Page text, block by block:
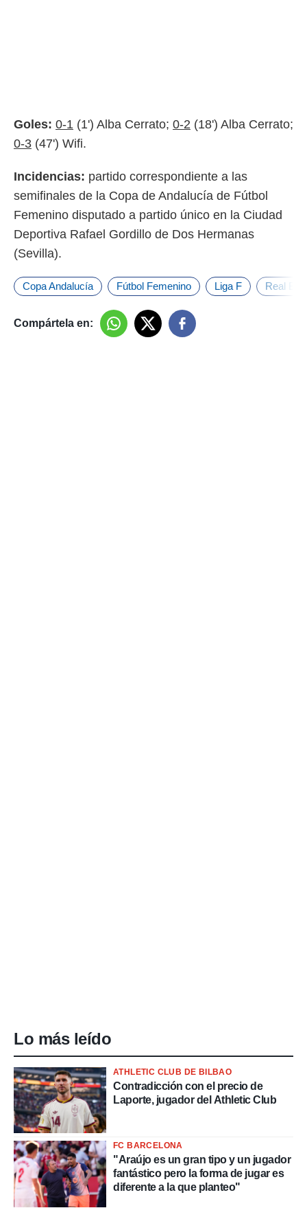
Goles: 0-1 (1') Alba Cerrato; 0-2 (18') Alba Cerrato;
0-3 (47') Wifi.
Incidencias: partido correspondiente a las
semifinales de la Copa de Andalucía de Fútbol
Femenino disputado a partido único en la Ciudad
Deportiva Rafael Gordillo de Dos Hermanas
(Sevilla).
Copa Andalucía Fútbol Femenino Liga F Real
Compártela en:
Lo más leído
ATHLETIC CLUB DE BILBAO
Contradicción con el precio de
Laporte, jugador del Athletic Club
FC BARCELONA
"Araújo es un gran tipo y un jugador
fantástico pero la forma de jugar es
diferente a la que planteo"